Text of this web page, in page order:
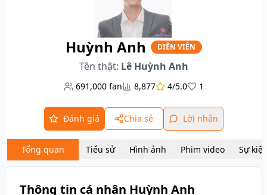
Huỳnh Anh DIỄN VIÊN
Tên thật: Lê Huỳnh Anh
691,000 fan 8,877 4/5.0 1
Đánh giá Chia sẻ Lời nhắn
Tổng quan Tiểu sử Hình ảnh Phim video Sự
Thông tin cá nhân Huỳnh Anh